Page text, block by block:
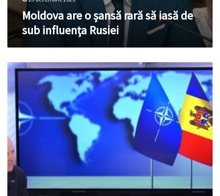
RusieiMoldova are o șansă rară să iasă de
sub influența Rusiei
NATO
vrea
pace
în
Ucraina,
dar
nu
cu
prețul
capitulării
în
fața
Rusiei